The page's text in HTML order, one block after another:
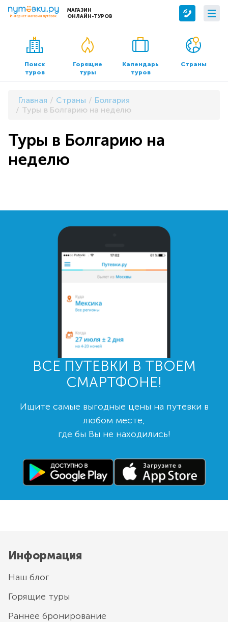
МАГАЗИН
ОНЛАЙН-ТУРОВ
Сервисы
Бронирование отелей
Трансфер
О компании
О нас
Контакты
Документы и реквизиты
Поиск
туров
Горящие
туры
Календарь
туров
Страны
Главная Страны
Болгария
Туры в Болгарию на неделю
Туры в Болгарию на
неделю
ВСЕ ПУТЕВКИ В ТВОЕМ
СМАРТФОНЕ!
Ищите самые выгодные цены на путевки в
любом месте,
где бы Вы не находились!
Информация
Наш блог
Горящие туры
Раннее бронирование